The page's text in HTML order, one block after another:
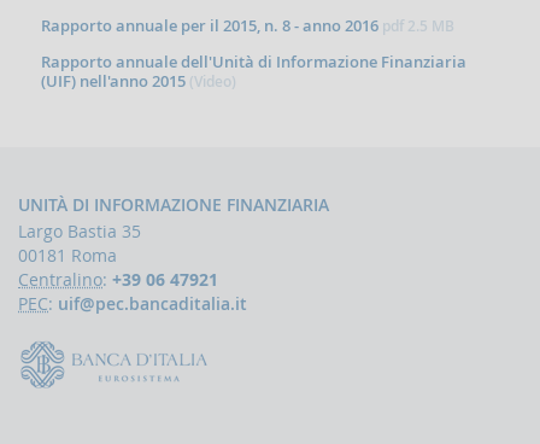
Bielorussia
RUS,
Accesso
al
portale
Infostat-
istruzioni
tutorial
Rapporto annuale per il 2015, n. 8 - anno 2016 pdf 2.5 MB
Rapporto annuale dell'Unità di Informazione Finanziaria
(UIF) nell'anno 2015 (Video)
UNITÀ DI INFORMAZIONE FINANZIARIA
Largo Bastia 35
00181 Roma
Centralino: +39 06 47921
PEC: uif@pec.bancaditalia.it